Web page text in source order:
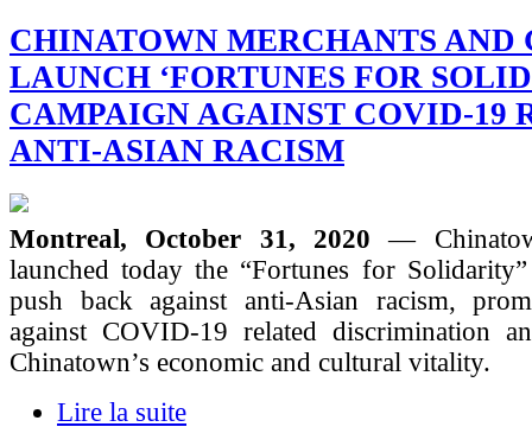
CHINATOWN MERCHANTS AND
LAUNCH ‘FORTUNES FOR
CAMPAIGN AGAINST COVID-19
ANTI-ASIAN RACISM
Montreal, October 31, 2020—
launched today the “Fortunes for
push back against anti-Asian racism,
against COVID-19 related discrimination
Chinatown’s economic and cultural vitality.
Lire la suite